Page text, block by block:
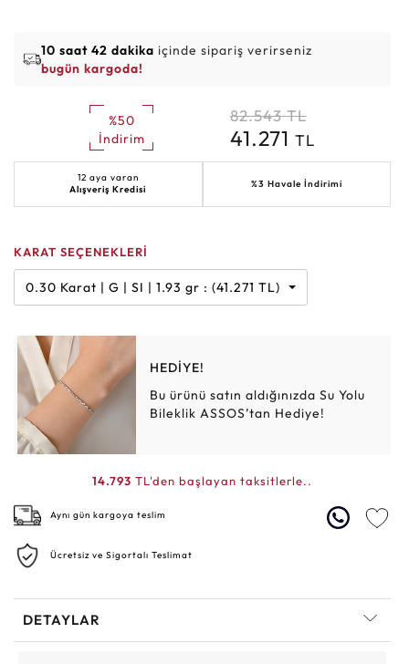
10 saat 42 dakika içinde sipariş verirseniz
bugün kargoda!
%50
İndirim
82.543 TL
41.271 TL
12 aya varan
Alışveriş Kredisi
%3 Havale İndirimi
KARAT SEÇENEKLERİ
0.30 Karat | G | SI | 1.93 gr : (41.271 TL)
HEDİYE!
Bu ürünü satın aldığınızda Su Yolu
Bileklik ASSOS’tan Hediye!
14.793 TL'den başlayan taksitlerle..
Aynı gün kargoya teslim
Ücretsiz ve Sigortalı Teslimat
DETAYLAR